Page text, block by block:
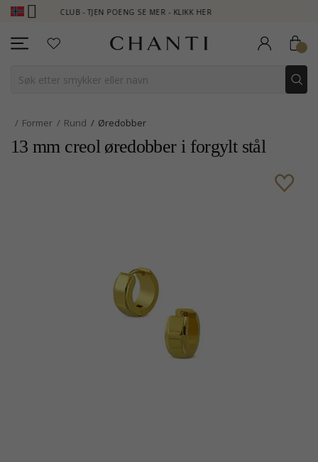
CLUB - TJEN POENG SE MER - KLIKK HER
Former Rund Øredobber
13 mm creol øredobber i forgylt stål